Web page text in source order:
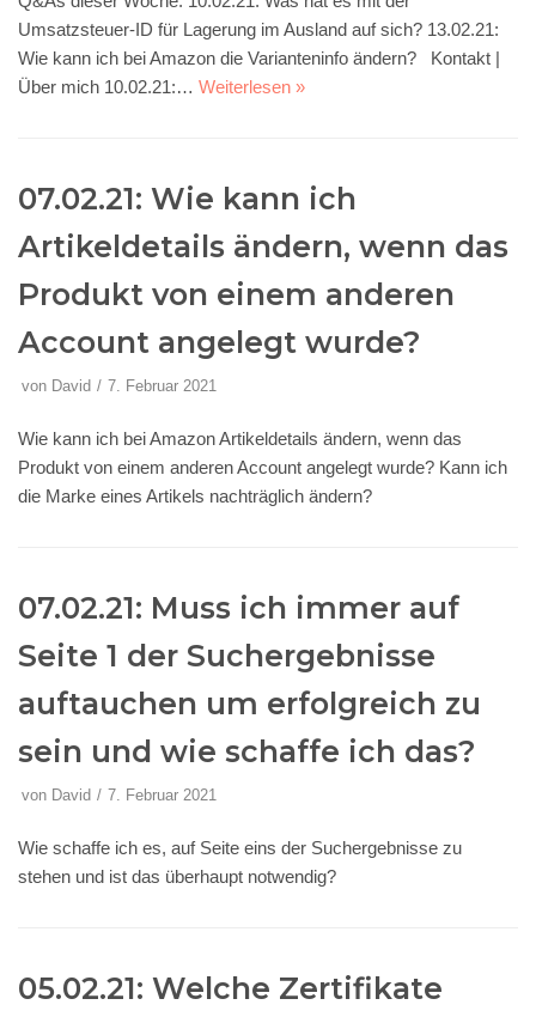
Umsatzsteuer-ID für Lagerung im Ausland auf sich? 13.02.21:
Wie kann ich bei Amazon die Varianteninfo ändern? Kontakt |
Über mich 10.02.21:… Weiterlesen »
07.02.21: Wie kann ich
Artikeldetails ändern, wenn das
Produkt von einem anderen
Account angelegt wurde?
von David 7. Februar 2021
Wie kann ich bei Amazon Artikeldetails ändern, wenn das
Produkt von einem anderen Account angelegt wurde? Kann ich
die Marke eines Artikels nachträglich ändern?
07.02.21: Muss ich immer auf
Seite 1 der Suchergebnisse
auftauchen um erfolgreich zu
sein und wie schaffe ich das?
von David 7. Februar 2021
Wie schaffe ich es, auf Seite eins der Suchergebnisse zu
stehen und ist das überhaupt notwendig?
05.02.21: Welche Zertifikate